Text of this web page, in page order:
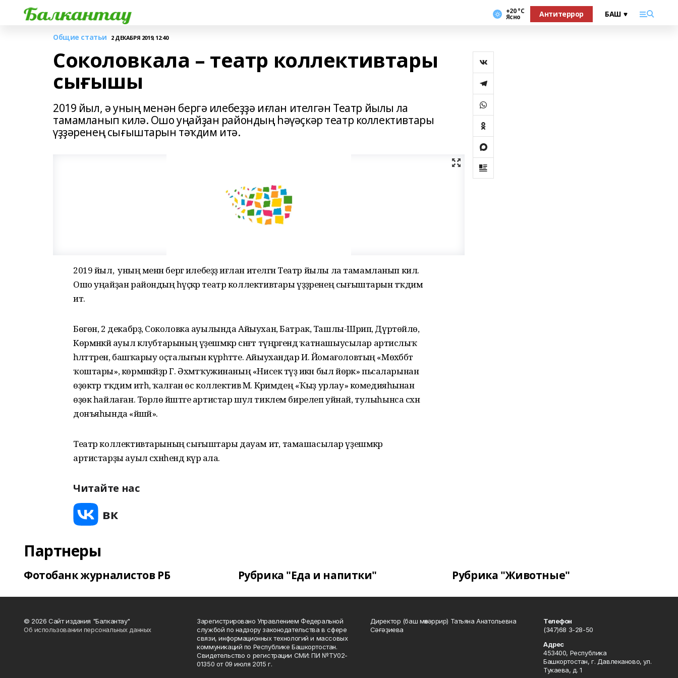
+20 °С
Ясно Антитеррор
Общие статьи 2 ДЕКАБРЯ 2019, 12:40
Соколовкала – театр коллективтары
сығышы
2019 йыл, ә уның менән бергә илебеҙҙә иғлан ителгән Театр йылы ла
тамамланып килә. Ошо уңайҙан райондың һәүәҫкәр театр коллективтары
үҙҙәренең сығыштарын тәҡдим итә.
2019 йыл, ә уның менән бергә илебеҙҙә иғлан ителгән Театр йылы ла тамамланып килә.
Ошо уңайҙан райондың һәүәҫкәр театр коллективтары үҙҙәренең сығыштарын тәҡдим
итә.
Бөгөн, 2 декабрҙә, Соколовка ауылында Айыухан, Батрак, Ташлы-Шәрип, Дүртөйлө,
Көрмәнкәй ауыл клубтарының үҙешмәкәр сәнғәт түңәрәгендә ҡатнашыусылар артислыҡ
һәләттәрен, башҡарыу оҫталығын күрһәтте. Айыухандар И. Йомағоловтың «Мөхәббәт
ҡоштары», көрмәнкәйҙәр Г. Әхмәтҡужинаның «Нисек түҙә икән был йөрәк» пьсаларынан
өҙөктәр тәҡдим итһә, ҡалған өс коллектив М. Кәримдең «Ҡыҙ урлау» комедияһынан
өҙөк һайлаған. Төрлө йәштәге артистар шул тиклем бирелеп уйнай, тулыһынса сәхнә
донъяһында «йәшәй».
Театр коллективтарының сығыштары дауам итә, тамашасылар үҙешмәкәр
артистарҙы ауыл сәхнәһендә күрә ала.
Читайте нас
Партнеры
Фотобанк журналистов РБ Рубрика "Еда и напитки" Рубрика "Животные"
© 2026 Сайт издания "Балкантау"
Об использовании персональных данных
Зарегистрировано Управлением Федеральной
службой по надзору законодательства в сфере
связи, информационных технологий и массовых
коммуникаций по Республике Башкортостан.
Свидетельство о регистрации СМИ: ПИ №ТУ02-
01350 от 09 июля 2015 г.
Директор (баш мөхәррир) Татьяна Анатольевна
Сәғәҙиева
Телефон
(347)68 3-28-50
Адрес
453400, Республика
Башкортостан, г. Давлеканово, ул.
Тукаева, д. 1